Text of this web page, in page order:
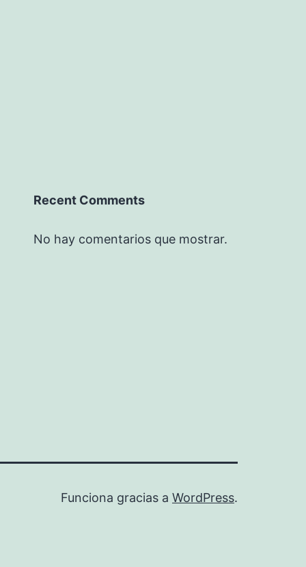
Recent Comments
No hay comentarios que mostrar.
Funciona gracias a WordPress.